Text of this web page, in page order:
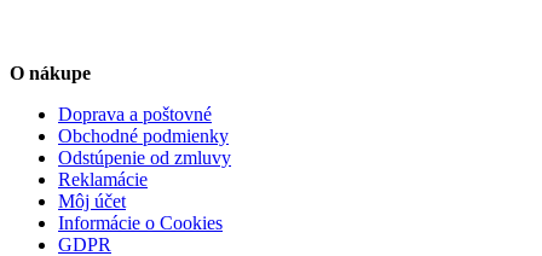
O nákupe
Doprava a poštovné
Obchodné podmienky
Odstúpenie od zmluvy
Reklamácie
Môj účet
Informácie o Cookies
GDPR